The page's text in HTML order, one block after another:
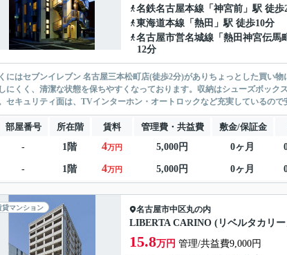
名鉄名古屋本線 「 神宮前 」駅 徒歩
東海道本線 「 熱田 」駅 徒歩10分
名古屋市営名城線 「 熱田神宮伝馬町
12分
にはセブンイレブン 名古屋三本松町店(徒歩2分)がありちょっとした買い
にくく、清潔な状態を保ちやすくなっております。収納はシューズボッ
セキュリティ面は、TVインターホン・オートロックなど充実しているの
部屋番号 所在階 賃料 管理費・共益費 敷金/保証金
-
1階 4万円 5,000円 0ヶ月
- 1階 4万円 5,000円 0ヶ月
貸マンション 名古屋市中区丸の内
LIBERTA CARINO (リベルタカリー
15.8万円 管理/共益費9,000円